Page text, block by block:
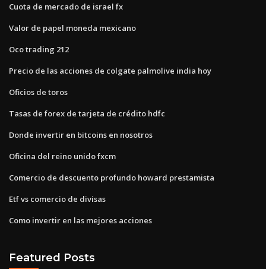
Cuota de mercado de israel fx
Valor de papel moneda mexicano
Oco trading 212
Precio de las acciones de colgate palmolive india hoy
Oficios de toros
Tasas de forex de tarjeta de crédito hdfc
Donde invertir en bitcoins en nosotros
Oficina del reino unido fxcm
Comercio de descuento profundo howard prestamista
Etf vs comercio de divisas
Como invertir en las mejores acciones
Featured Posts